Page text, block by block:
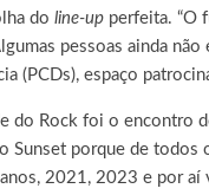
do line-up perfeita. “O
pessoas ainda
(PCDs), espaço
Rock foi o encontro
porque de
2021, 2023 e por